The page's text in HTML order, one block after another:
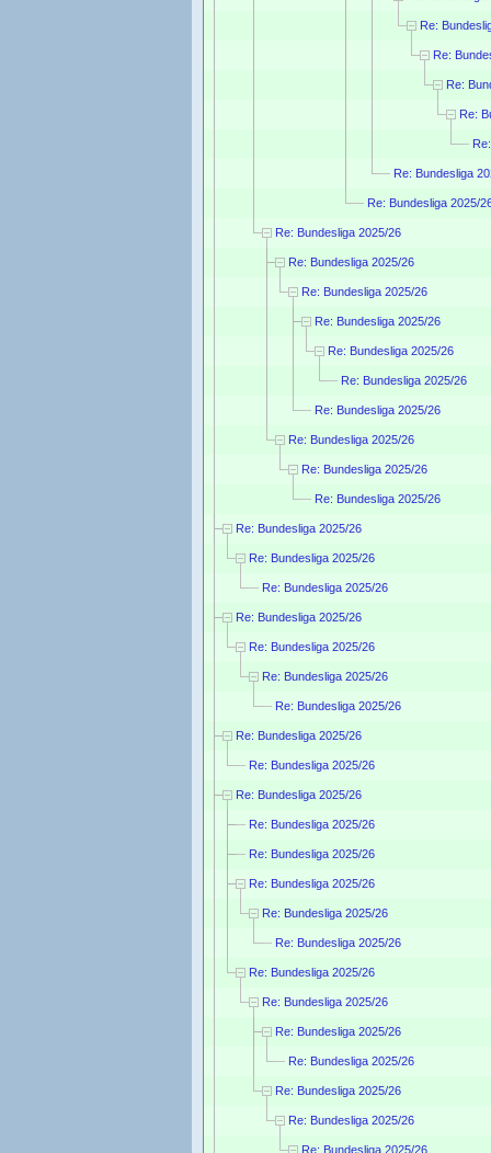
Re:
Re:
Re:
Re:
Re: Bundesliga
Re: Bundesliga 2025/
Re: Bundesliga 2025/26
Re: Bundesliga 2025/26
Re: Bundesliga 2025/26
Re: Bundesliga 2025/26
Re: Bundesliga 2025/26
Re: Bundesliga 2025/26
Re: Bundesliga 2025/26
Re: Bundesliga 2025/26
Re: Bundesliga 2025/26
Re: Bundesliga 2025/26
Re: Bundesliga 2025/26
Re: Bundesliga 2025/26
Re: Bundesliga 2025/26
Re: Bundesliga 2025/26
Re: Bundesliga 2025/26
Re: Bundesliga 2025/26
Re: Bundesliga 2025/26
Re: Bundesliga 2025/26
Re: Bundesliga 2025/26
Re: Bundesliga 2025/26
Re: Bundesliga 2025/26
Re: Bundesliga 2025/26
Re: Bundesliga 2025/26
Re: Bundesliga 2025/26
Re: Bundesliga 2025/26
Re: Bundesliga 2025/26
Re: Bundesliga 2025/26
Re: Bundesliga 2025/26
Re: Bundesliga 2025/26
Re: Bundesliga 2025/26
Re: Bundesliga 2025/26
Re: Bundesliga 2025/26